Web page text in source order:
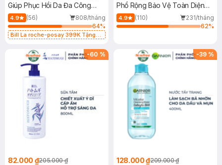
Giúp Phục Hồi Da Đa Công
Dụng 40ml
4.9 (56)
808/tháng
64%
Bill La roche-posay 399K Tặng
(SL có hạn)
Phổ Rộng Bảo Vệ Toàn Diện
40ml
4.9 (110)
231/tháng
62%
-60 %
82.000 ₫205.000 ₫
-39 %
128.000 ₫209.000 ₫